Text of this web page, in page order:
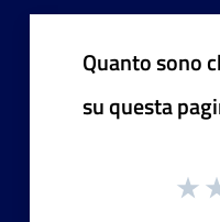
Quanto sono
su questa